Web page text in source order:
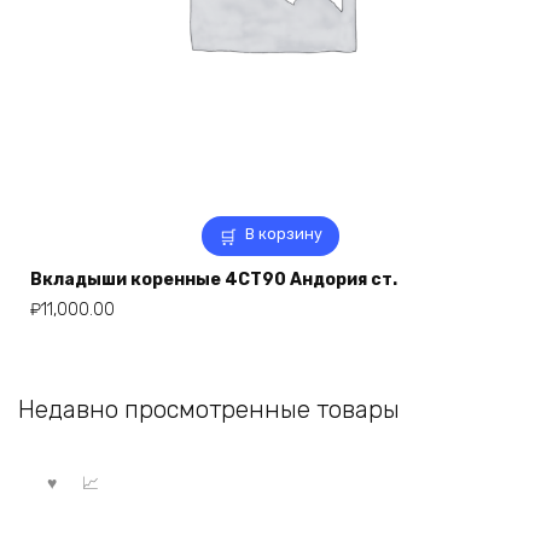
В корзину
Вкладыши коренные 4СТ90 Андория ст.
₽11,000.00
Недавно просмотренные товары